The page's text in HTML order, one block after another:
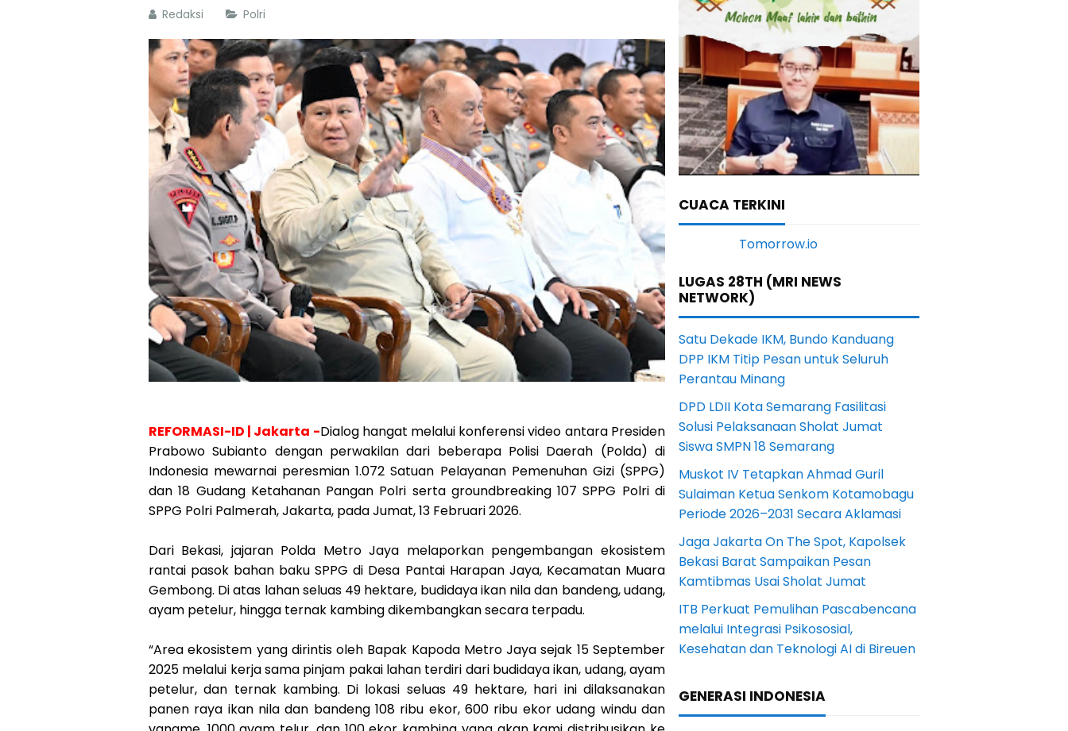
Redaksi Polri
REFORMASI-ID | Jakarta -Dialog hangat melalui konferensi video antara Presiden
Prabowo Subianto dengan perwakilan dari beberapa Polisi Daerah (Polda) di
Indonesia mewarnai peresmian 1.072 Satuan Pelayanan Pemenuhan Gizi (SPPG)
dan 18 Gudang Ketahanan Pangan Polri serta groundbreaking 107 SPPG Polri di
SPPG Polri Palmerah, Jakarta, pada Jumat, 13 Februari 2026.
Dari Bekasi, jajaran Polda Metro Jaya melaporkan pengembangan ekosistem
rantai pasok bahan baku SPPG di Desa Pantai Harapan Jaya, Kecamatan Muara
Gembong. Di atas lahan seluas 49 hektare, budidaya ikan nila dan bandeng, udang,
ayam petelur, hingga ternak kambing dikembangkan secara terpadu.
“Area ekosistem yang dirintis oleh Bapak Kapoda Metro Jaya sejak 15 September
2025 melalui kerja sama pinjam pakai lahan terdiri dari budidaya ikan, udang, ayam
petelur, dan ternak kambing. Di lokasi seluas 49 hektare, hari ini dilaksanakan
panen raya ikan nila dan bandeng 108 ribu ekor, 600 ribu ekor udang windu dan
CUACA TERKINI
LUGAS 28TH (MRI NEWS
NETWORK)
Satu Dekade IKM, Bundo Kanduang
DPP IKM Titip Pesan untuk Seluruh
Perantau Minang
DPD LDII Kota Semarang Fasilitasi
Solusi Pelaksanaan Sholat Jumat
Siswa SMPN 18 Semarang
Muskot IV Tetapkan Ahmad Guril
Sulaiman Ketua Senkom Kotamobagu
Periode 2026–2031 Secara Aklamasi
Jaga Jakarta On The Spot, Kapolsek
Bekasi Barat Sampaikan Pesan
Kamtibmas Usai Sholat Jumat
ITB Perkuat Pemulihan Pascabencana
melalui Integrasi Psikososial,
Kesehatan dan Teknologi AI di Bireuen
GENERASI INDONESIA